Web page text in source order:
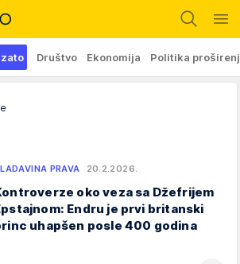
zato Društvo Ekonomija Politika
PRAVA 20.2.2026.
oko veza sa Džefrijem
Endru je prvi britanski
uhapšen posle 400 godina